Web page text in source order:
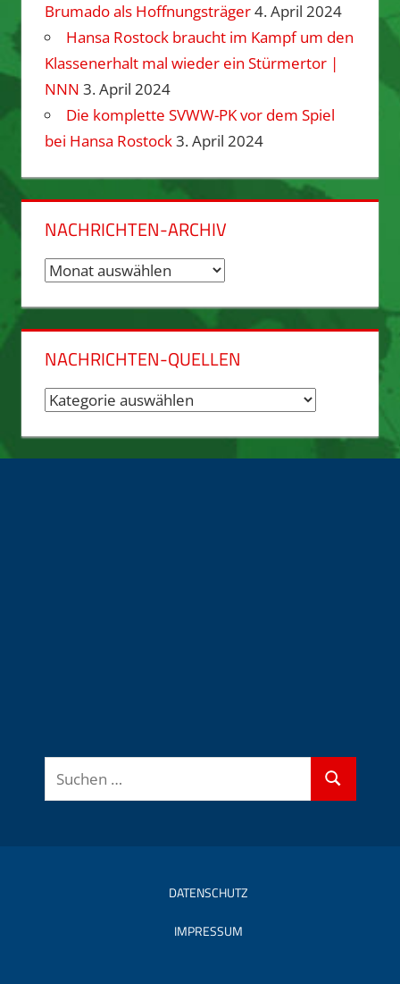
Brumado als Hoffnungsträger4. April 2024
Hansa Rostock braucht im Kampf um den
Klassenerhalt mal wieder ein Stürmertor |
NNN 3. April 2024
Die komplette SVWW-PK vor dem Spiel
bei Hansa Rostock3. April 2024
NACHRICHTEN-ARCHIV
Nachrichten-
NACHRICHTEN-QUELLEN
Nachrichten-
Suchen
nach:
Suchen
DATENSCHUTZ
IMPRESSUM